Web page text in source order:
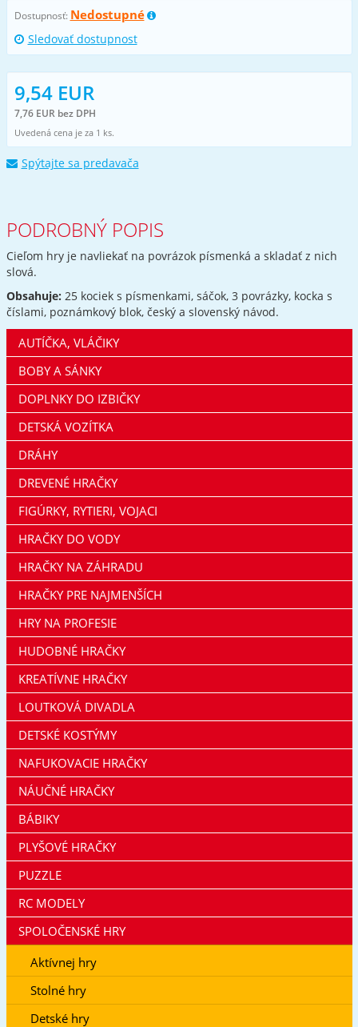
Dostupnosť: Nedostupné
Sledovať dostupnost
9,54 EUR
7,76 EUR bez DPH
Uvedená cena je za 1 ks.
Spýtajte sa predavača
PODROBNÝ POPIS
Cieľom hry je navliekať na povrázok písmenká a skladať z nich
slová.
Obsahuje: 25 kociek s písmenkami, sáčok, 3 povrázky, kocka s
číslami, poznámkový blok, český a slovenský návod.
AUTÍČKA, VLÁČIKY
BOBY A SÁNKY
DOPLNKY DO IZBIČKY
DETSKÁ VOZÍTKA
DRÁHY
DREVENÉ HRAČKY
FIGÚRKY, RYTIERI, VOJACI
HRAČKY DO VODY
HRAČKY NA ZÁHRADU
HRAČKY PRE NAJMENŠÍCH
HRY NA PROFESIE
HUDOBNÉ HRAČKY
KREATÍVNE HRAČKY
LOUTKOVÁ DIVADLA
DETSKÉ KOSTÝMY
NAFUKOVACIE HRAČKY
NÁUČNÉ HRAČKY
BÁBIKY
PLYŠOVÉ HRAČKY
PUZZLE
RC MODELY
SPOLOČENSKÉ HRY
Aktívnej hry
Stolné hry
Detské hry